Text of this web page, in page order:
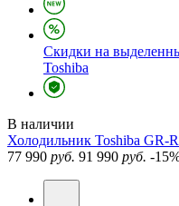
Скидки на
Toshiba
В наличии
Холодильник Toshiba GR-
77 990 руб. 91 990 руб. -